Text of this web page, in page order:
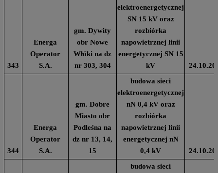
343
Energa
Operator
S.A.
gm. Dywity
obr Nowe
Włóki na dz
nr 303, 304
elektroenergetycznej
SN 15 kV oraz
rozbiórka
napowietrznej linii
energetycznej SN 15
kV
344
Energa
Operator
S.A.
gm. Dobre
Miasto obr
Podleśna na
dz nr 13, 14,
15
budowa sieci
elektroenergetycznej
nN 0,4 kV oraz
rozbiórka
napowietrznej linii
energetycznej nN
0,4 kV
budowa sieci